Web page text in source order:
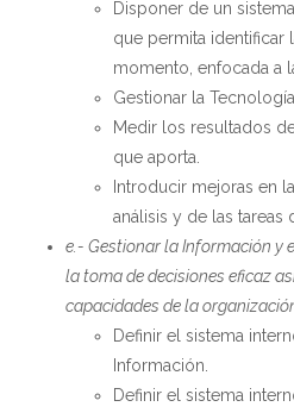
Disponer de un
que permita identificar
momento, enfocada a
Gestionar la
Medir los resultados
que aporta.
Introducir mejoras en
análisis y de las tareas
e.- Gestionar la Información y
la toma de decisiones eficaz
capacidades de la
Definir el sistema
Información.
Definir el sistema